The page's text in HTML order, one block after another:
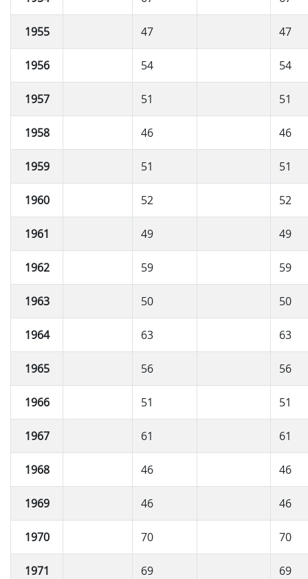
1955 47 47
1956 54 54
1957 51 51
1958 46 46
1959 51 51
1960 52 52
1961 49 49
1962 59 59
1963 50 50
1964 63 63
1965 56 56
1966 51 51
1967 61 61
1968 46 46
1969 46 46
1970 70 70
1971 69 69